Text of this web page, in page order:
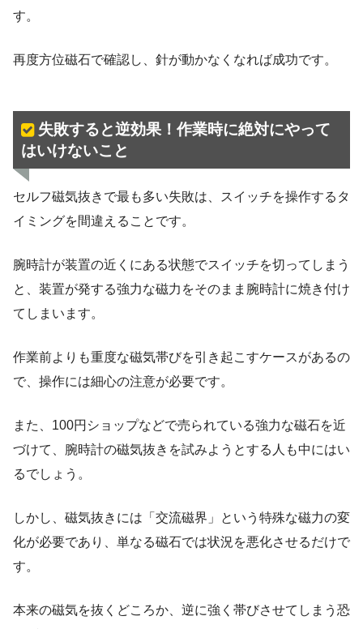
す。
再度方位磁石で確認し、針が動かなくなれば成功です。
失敗すると逆効果！作業時に絶対にやって
はいけないこと
セルフ磁気抜きで最も多い失敗は、スイッチを操作するタ
イミングを間違えることです。
腕時計が装置の近くにある状態でスイッチを切ってしまう
と、装置が発する強力な磁力をそのまま腕時計に焼き付け
てしまいます。
作業前よりも重度な磁気帯びを引き起こすケースがあるの
で、操作には細心の注意が必要です。
また、100円ショップなどで売られている強力な磁石を近
づけて、腕時計の磁気抜きを試みようとする人も中にはい
るでしょう。
しかし、磁気抜きには「交流磁界」という特殊な磁力の変
化が必要であり、単なる磁石では状況を悪化させるだけで
す。
本来の磁気を抜くどころか、逆に強く帯びさせてしまう恐